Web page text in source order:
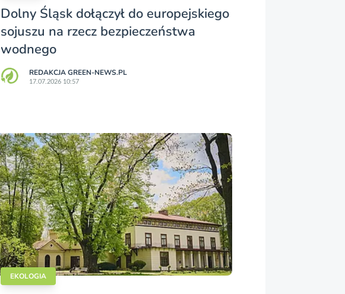
Dolny Śląsk dołączył do europejskiego
sojuszu na rzecz bezpieczeństwa
wodnego
REDAKCJA GREEN-NEWS.PL
17.07.2026 10:57
EKOLOGIA